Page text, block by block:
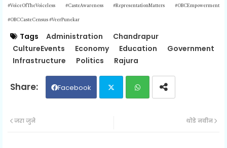
#VoiceOfTheVoiceless #CasteAwareness #RepresentationMatters #OBCEmpowerment
#OBCCasteCensus #VeerPunekar
Tags Administration
Chandrapur
CultureEvents
Economy Education
Government
Infrastructure
Politics Rajura
Facebook
थोडे नवीन
जरा जुने